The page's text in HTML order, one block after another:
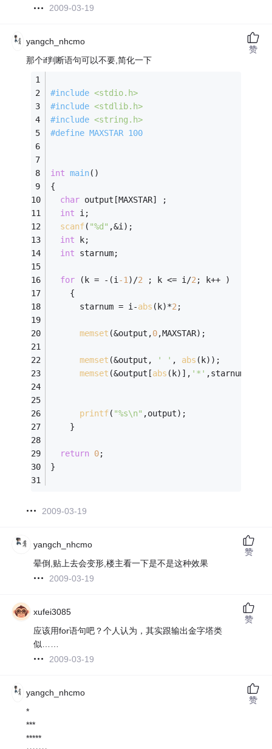
2009-03-19
yangch_nhcmo
那个if判断语句可以不要,简化一下
#include <stdio.h>
#include <stdlib.h>
#include <string.h>
#define MAXSTAR 100
int main()
{
char output[MAXSTAR] ;
int i;
scanf( "%d" ,&i);
int k;
int starnum;
for (k = -(i-1)/2 ; k <= i/2; k++ )
    {
      starnum = i-
abs (k)*2;
memset (&output,0,MAXSTAR);
memset (&output, ' ' , abs (k));
memset (&output[abs (k)], '*' ,starnum);
printf( "%s\n" ,output);
    }
return 0;
}
2009-03-19
赞
yangch_nhcmo
晕倒,贴上去会变形,楼主看一下是不是这种效果
2009-03-19
赞
xufei3085
应该用for语句吧？个人认为，其实跟输出金字塔类
似……
2009-03-19
赞
yangch_nhcmo
*
***
*****
赞